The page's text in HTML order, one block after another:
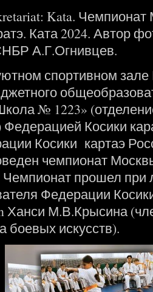
Kata.
Ката 2024. Автор
А.Г.Огнивцев.
спортивном зале
№ 1223»
Косики
Косики картаэ
чемпионат
Чемпионат прошел при
Федерации
Ханси М.В.Крысина
боевых искусств).